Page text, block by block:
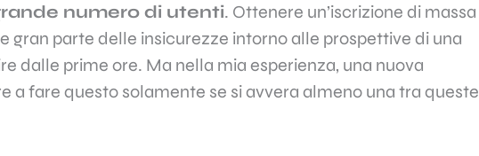
numero di utenti. Ottenere un’iscrizione di massa
gran parte delle insicurezze intorno alle prospettive di una
dalle prime ore. Ma nella mia esperienza, una nuova
a fare questo solamente se si avvera almeno una tra queste